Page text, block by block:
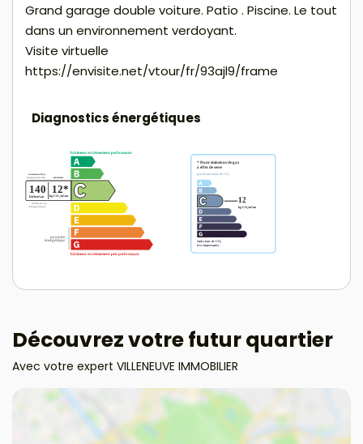
Grand garage double voiture. Patio . Piscine. Le tout
dans un environnement verdoyant.
Visite virtuelle
https://envisite.net/vtour/fr/93ajl9/frame
Diagnostics énergétiques
Découvrez votre futur quartier
Avec votre expert VILLENEUVE IMMOBILIER